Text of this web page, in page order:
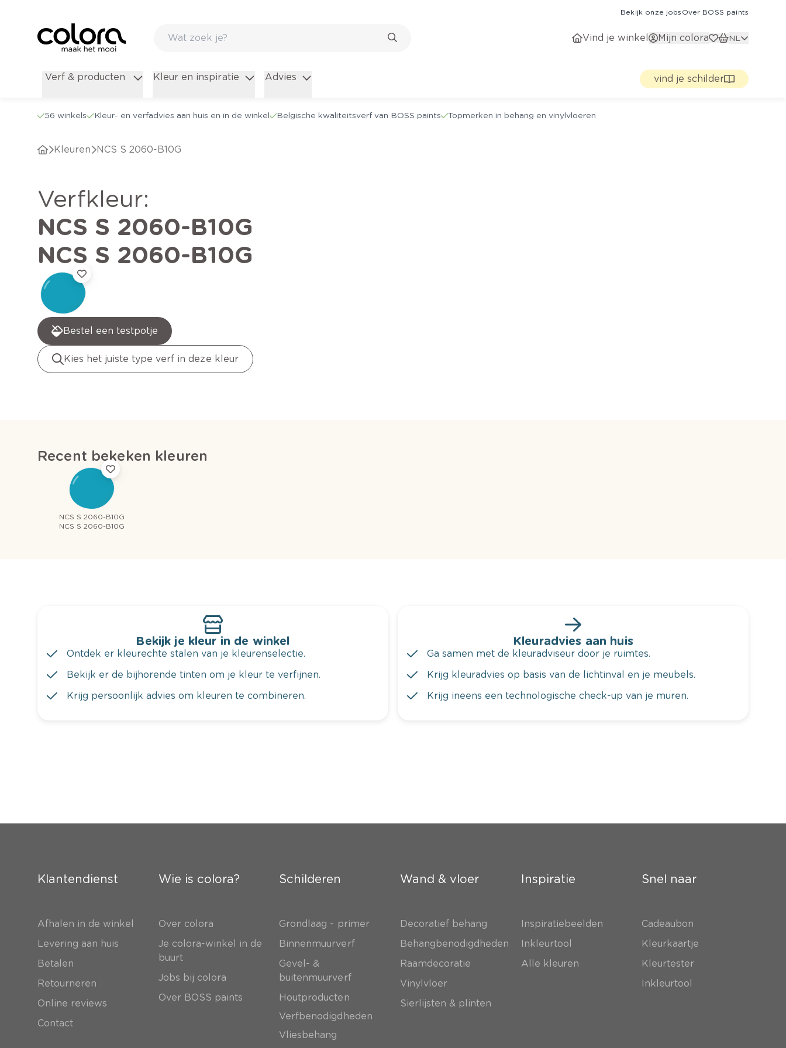
Bekijk onze jobs Over BOSS paints
Vind je winkel Mijn colora NL
Verf & producten Kleur en inspiratie Advies vind je schilder
56 winkels Kleur- en verfadvies aan huis en in de winkel Belgische kwaliteitsverf van BOSS paints Topmerken in behang en vinylvloeren
Kleuren NCS S 2060-B10G
verfkleur:
NCS S 2060-B10G
NCS S 2060-B10G
Bestel een testpotje
Kies het juiste type verf in deze kleur
Recent bekeken kleuren
NCS S 2060-B10G
NCS S 2060-B10G
Bekijk je kleur in de winkel
Ontdek er kleurechte stalen van je kleurenselectie.
Bekijk er de bijhorende tinten om je kleur te verfijnen.
Krijg persoonlijk advies om kleuren te combineren.
Kleuradvies aan huis
Ga samen met de kleuradviseur door je ruimtes.
Krijg kleuradvies op basis van de lichtinval en je meubels.
Krijg ineens een technologische check-up van je muren.
Klantendienst
Afhalen in de winkel
Levering aan huis
Betalen
Retourneren
Online reviews
Contact
Wie is colora?
Over colora
Je colora-winkel in de
buurt
Jobs bij colora
Over BOSS paints
Schilderen
Grondlaag - primer
Binnenmuurverf
Gevel- &
buitenmuurverf
Houtproducten
Verfbenodigdheden
Vliesbehang
Wand & vloer
Decoratief behang
Behangbenodigdheden
Raamdecoratie
Vinylvloer
Sierlijsten & plinten
Inspiratie
Inspiratiebeelden
Inkleurtool
Alle kleuren
Snel naar
Cadeaubon
Kleurkaartje
Kleurtester
Inkleurtool